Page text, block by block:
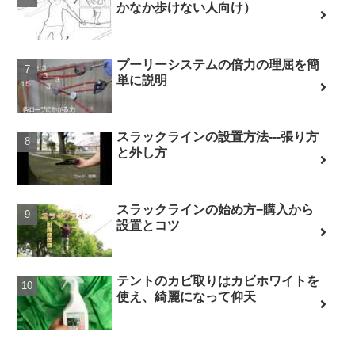
かなか歩けない人向け）
プーリーシステムの倍力の理屈を簡
単に説明
スラックラインの設置方法---張り方
と外し方
スラックラインの始め方−購入から
設置とコツ
テントのカビ取りはカビホワイトを
使え、綺麗になって仰天